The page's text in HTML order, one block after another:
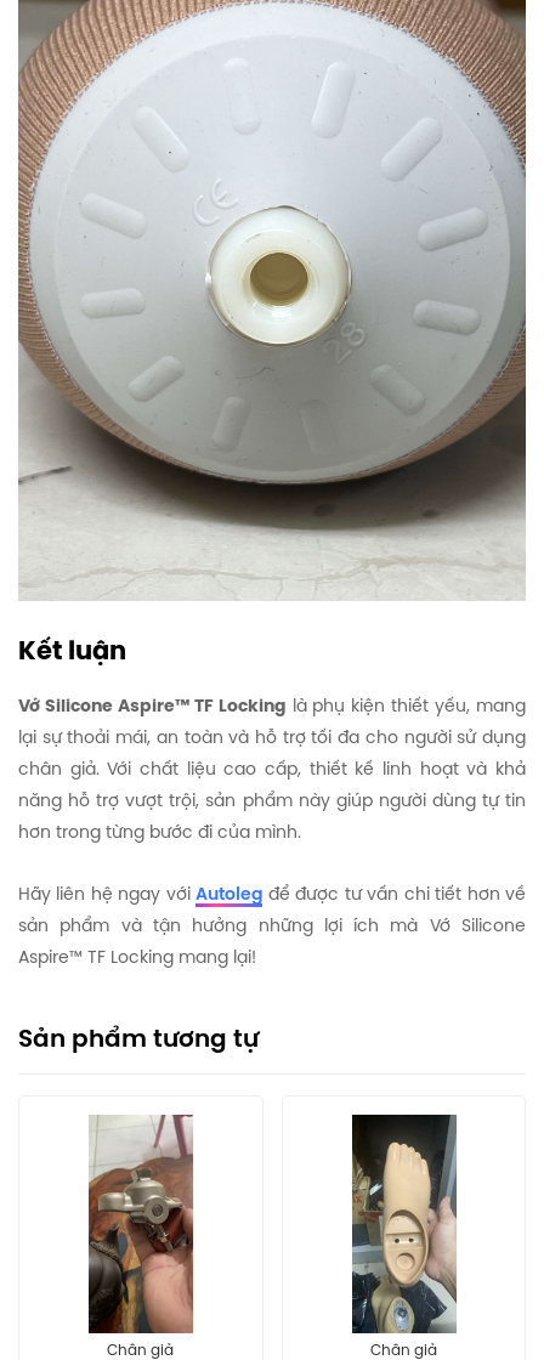
Kết luận
Vớ Silicone Aspire™ TF Locking là phụ kiện thiết yếu, mang
lại sự thoải mái, an toàn và hỗ trợ tối đa cho người sử dụng
chân giả. Với chất liệu cao cấp, thiết kế linh hoạt và khả
năng hỗ trợ vượt trội, sản phẩm này giúp người dùng tự tin
hơn trong từng bước đi của mình.
Hãy liên hệ ngay vớiAutoleg để được tư vấn chi tiết hơn về
sản phẩm và tận hưởng những lợi ích mà Vớ Silicone
Aspire™ TF Locking mang lại!
Sản phẩm tương tự
Chân giả Chân giả